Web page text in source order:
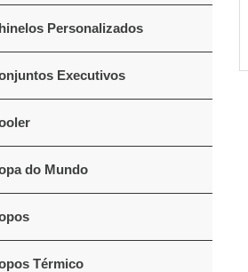
Personalizados
Executivos
do Mundo
Térmico